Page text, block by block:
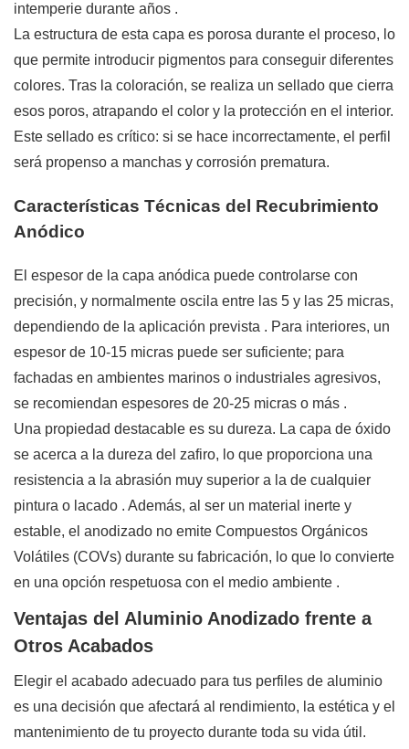
intemperie durante años .
La estructura de esta capa es porosa durante el proceso, lo
que permite introducir pigmentos para conseguir diferentes
colores. Tras la coloración, se realiza un sellado que cierra
esos poros, atrapando el color y la protección en el interior.
Este sellado es crítico: si se hace incorrectamente, el perfil
será propenso a manchas y corrosión prematura.
Características Técnicas del Recubrimiento
Anódico
El espesor de la capa anódica puede controlarse con
precisión, y normalmente oscila entre las 5 y las 25 micras,
dependiendo de la aplicación prevista . Para interiores, un
espesor de 10-15 micras puede ser suficiente; para
fachadas en ambientes marinos o industriales agresivos,
se recomiendan espesores de 20-25 micras o más .
Una propiedad destacable es su dureza. La capa de óxido
se acerca a la dureza del zafiro, lo que proporciona una
resistencia a la abrasión muy superior a la de cualquier
pintura o lacado . Además, al ser un material inerte y
estable, el anodizado no emite Compuestos Orgánicos
Volátiles (COVs) durante su fabricación, lo que lo convierte
en una opción respetuosa con el medio ambiente .
Ventajas del Aluminio Anodizado frente a
Otros Acabados
Elegir el acabado adecuado para tus perfiles de aluminio
es una decisión que afectará al rendimiento, la estética y el
mantenimiento de tu proyecto durante toda su vida útil.